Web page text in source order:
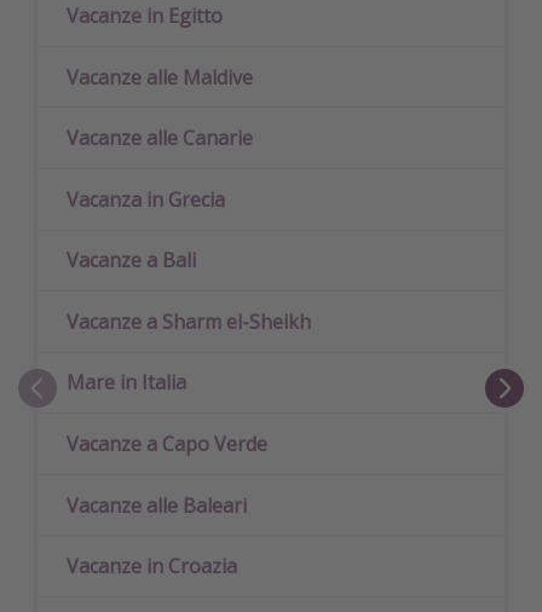
Vacanze in Egitto
Vacanze alle Maldive
Vacanze alle Canarie
Vacanza in Grecia
Vacanze a Bali
Vacanze a Sharm el-Sheikh
Mare in Italia
Vacanze a Capo Verde
Vacanze alle Baleari
Vacanze in Croazia